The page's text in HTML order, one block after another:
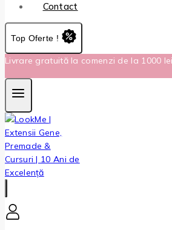
Contact
Top Oferte !
Livrare gratuită la comenzi de la 1000